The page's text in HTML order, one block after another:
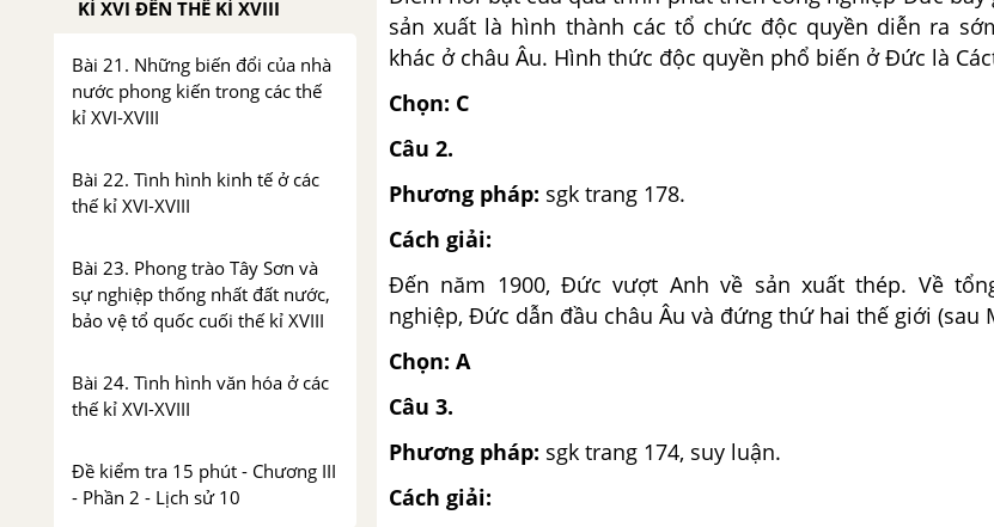
KỈ XVI ĐẾN THẾ KỈ XVIII
Bài 21. Những biến đổi của nhà
nước phong kiến trong các thế
kỉ XVI-XVIII
Bài 22. Tình hình kinh tế ở các
thế kỉ XVI-XVIII
Bài 23. Phong trào Tây Sơn và
sự nghiệp thống nhất đất nước,
bảo vệ tổ quốc cuối thế kỉ XVIII
Bài 24. Tình hình văn hóa ở các
thế kỉ XVI-XVIII
Đề kiểm tra 15 phút - Chương III
- Phần 2 - Lịch sử 10
sản xuất là hình thành các tổ chức độc quyền diễn ra
khác ở châu Âu. Hình thức độc quyền phổ biến ở Đức là
Chọn: C
Câu 2.
Phương pháp: sgk trang 178.
Cách giải:
Đến năm 1900, Đức vượt Anh về sản xuất thép. Về
nghiệp, Đức dẫn đầu châu Âu và đứng thứ hai thế giới (sau
Chọn: A
Câu 3.
Phương pháp: sgk trang 174, suy luận.
Cách giải: